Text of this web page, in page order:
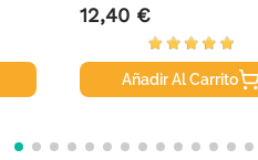
Precio
12,40 €
Añadir Al Carrito